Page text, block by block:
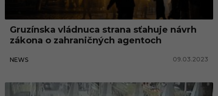
Gruzínska vládnuca strana sťahuje návrh
zákona o zahraničných agentoch
NEWS 09.03.2023